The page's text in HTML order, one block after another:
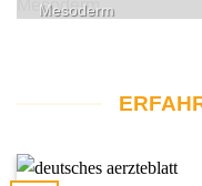
Mesoderm